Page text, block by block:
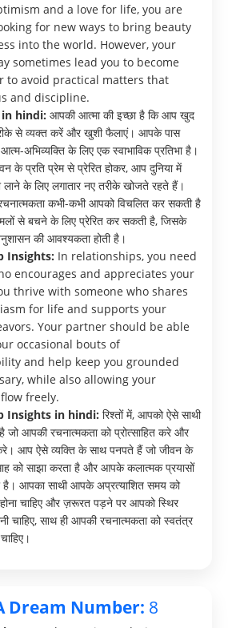
and a love for life, you are
for new ways to bring beauty
into the world. However, your
sometimes lead you to become
to avoid practical matters that
and discipline.
hindi: आपकी आत्मा की इच्छा है कि आप खुद
से व्यक्त करें और खुशी फैलाएं। आपके पास
अभिव्यक्ति के लिए एक स्वाभाविक प्रतिभा है।
के प्रति प्रेम से प्रेरित होकर, आप दुनिया में
के लिए लगातार नए तरीके खोजते रहते हैं।
कभी-कभी आपको विचलित कर सकती है
से बचने के लिए प्रेरित कर सकती है, जिसके
की आवश्यकता होती है।
Insights: In relationships, you need
encourages and appreciates your
thrive with someone who shares
for life and supports your
Your partner should be able
occasional bouts of
and help keep you grounded
while also allowing your
freely.
Insights in hindi: रिश्तों में, आपको ऐसे साथी
जो आपकी रचनात्मकता को प्रोत्साहित करे और
आप ऐसे व्यक्ति के साथ पनपते हैं जो जीवन के
को साझा करता है और आपके कलात्मक प्रयासों
है। आपका साथी आपके अप्रत्याशित समय को
चाहिए और ज़रूरत पड़ने पर आपको स्थिर
चाहिए, साथ ही आपकी रचनात्मकता को स्वतंत्र
Dream Number: 8